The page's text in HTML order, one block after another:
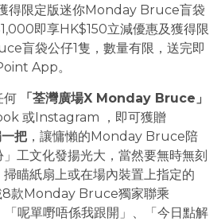
得限定版迷你Monday Bruce盲袋
即享HK$150立減優惠及獲得限
盲袋公仔1隻，數量有限，送完即
App。
何
「荃灣廣場X Monday Bruce」
或Instagram ，即可獲贈
把 ，讓慵懶的Monday Bruce陪
工文化發揚光大，當然要無時無刻
瞄紙扇上或在場內裝置上指定的
8款Monday Bruce獨家聯乘
呢單嘢唔係我跟開」、「今日點解